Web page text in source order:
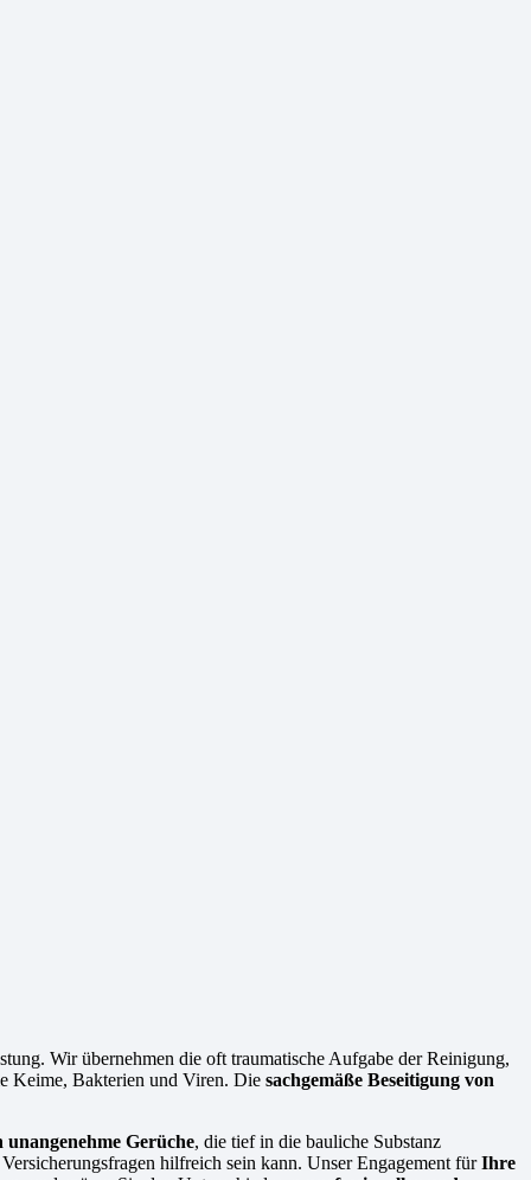
Wir übernehmen die oft traumatische Aufgabe der Reinigung,
Keime, Bakterien und Viren. Die sachgemäße Beseitigung von
unangenehme Gerüche, die tief in die bauliche Substanz
hilfreich sein kann. Unser Engagement fürIhre